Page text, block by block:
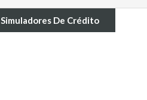
Simuladores De Crédito